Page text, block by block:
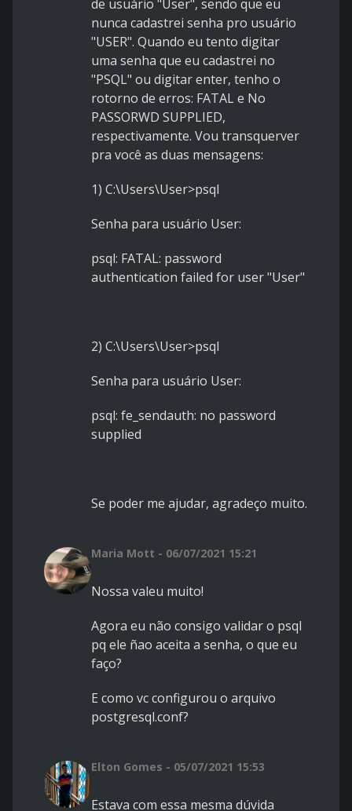
de usuário "User", sendo que eu
nunca cadastrei senha pro usuário
"USER". Quando eu tento digitar
uma senha que eu cadastrei no
"PSQL" ou digitar enter, tenho o
rotorno de erros: FATAL e No
PASSORWD SUPPLIED,
respectivamente. Vou transquerver
pra você as duas mensagens:
1) C:\Users\User>psql
Senha para usuário User:
psql: FATAL: password
authentication failed for user "User"
2) C:\Users\User>psql
Senha para usuário User:
psql: fe_sendauth: no password
supplied
Se poder me ajudar, agradeço muito.
Maria Mott - 06/07/2021 15:21
Nossa valeu muito!
Agora eu não consigo validar o psql
pq ele ñao aceita a senha, o que eu
faço?
E como vc configurou o arquivo
postgresql.conf?
Elton Gomes - 05/07/2021 15:53
Estava com essa mesma dúvida